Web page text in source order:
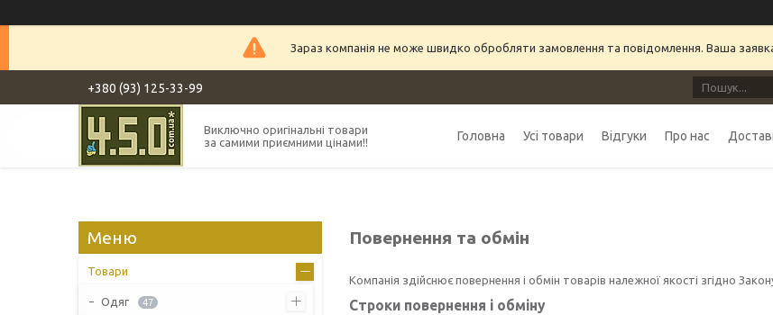
Зараз компанія не може швидко обробляти замовлення та повідомлення. Ваша
+380 (93) 125-33-99
Виключно оригінальні товари
за самими приємними цінами!!
Головна Усі товари Відгуки Про нас
Повернення та обмін
Компанія здійснює повернення і обмін товарів належної якості згідно
Строки повернення і обміну
Товари
Одяг 47